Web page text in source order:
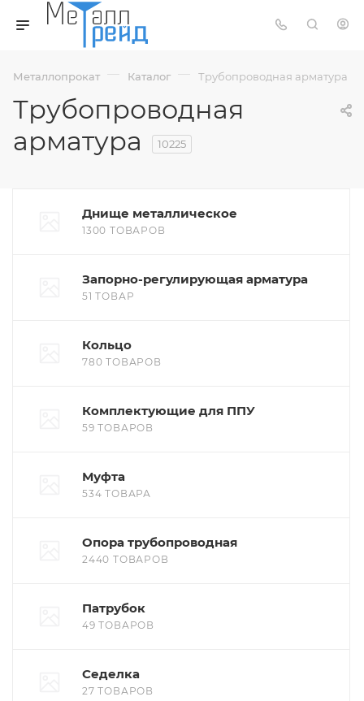
Металлопрокат — Каталог — Трубопроводная арматура
Трубопроводная
арматура
10225
Днище металлическое
1300 ТОВАРОВ
Запорно-регулирующая арматура
51 ТОВАР
Кольцо
780 ТОВАРОВ
Комплектующие для ППУ
59 ТОВАРОВ
Муфта
534 ТОВАРА
Опора трубопроводная
2440 ТОВАРОВ
Патрубок
49 ТОВАРОВ
Седелка
27 ТОВАРОВ